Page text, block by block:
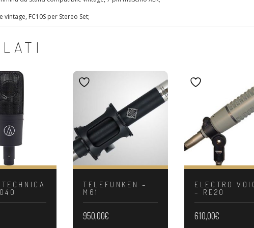
vintage, FC10S per Stereo Set;
TELEFUNKEN –
M61
950,00€
ELECTRO
– RE20
610,00€